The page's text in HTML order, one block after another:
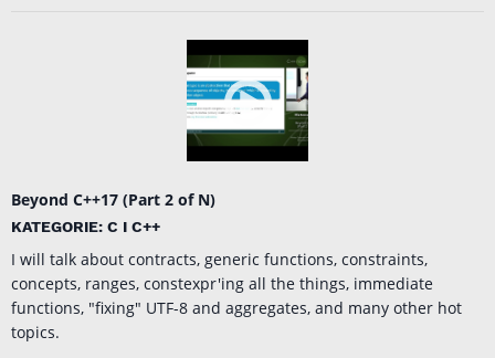
Beyond C++17 (Part 2 of N)
KATEGORIE: C I C++
I will talk about contracts, generic functions, constraints,
concepts, ranges, constexpr'ing all the things, immediate
functions, "fixing" UTF-8 and aggregates, and many other hot
topics.